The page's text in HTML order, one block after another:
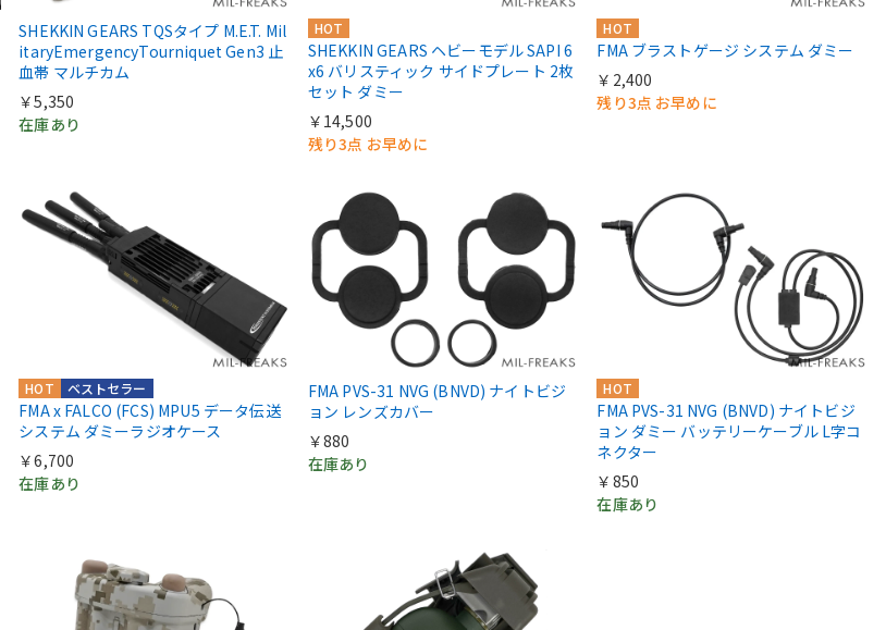
SHEKKIN GEARS TQSタイプ M.E.T. Mil
itaryEmergencyTourniquet Gen3 止
血帯 マルチカム
￥5,350
在庫あり
HOT
SHEKKIN GEARS ヘビーモデル SAPI 6
x6 バリスティック サイドプレート 2枚
セット ダミー
￥14,500
残り3点 お早めに
HOT
FMA ブラストゲージ システム ダミー
￥2,400
残り3点 お早めに
HOT ベストセラー
FMA x FALCO (FCS) MPU5 データ伝送
システム ダミーラジオケース
￥6,700
在庫あり
FMA PVS-31 NVG (BNVD) ナイトビジ
ョン レンズカバー
￥880
在庫あり
HOT
FMA PVS-31 NVG (BNVD) ナイトビジ
ョン ダミー バッテリーケーブル L字コ
ネクター
￥850
在庫あり